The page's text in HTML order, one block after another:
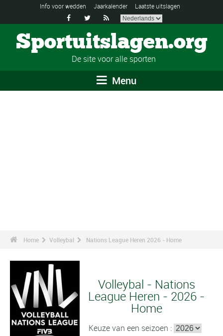
Info voor wedden Jaarkalender Laatste uitslagen
  
Sportuitslagen.org
De site voor alle sporten
Menu
Home Volleybal Nations League Heren 2026 - Home
Volleybal - Nations
League Heren - 2026 -
Home
Keuze van een seizoen :